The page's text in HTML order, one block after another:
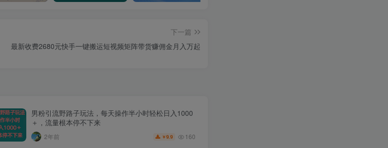
下一篇
最新收费2680元快手一键搬运短视频矩阵带货赚佣金月入万起
男粉引流野路子玩法，每天操作半小时轻松日入1000
＋，流量根本停不下来
2年前 ￥9.9 160